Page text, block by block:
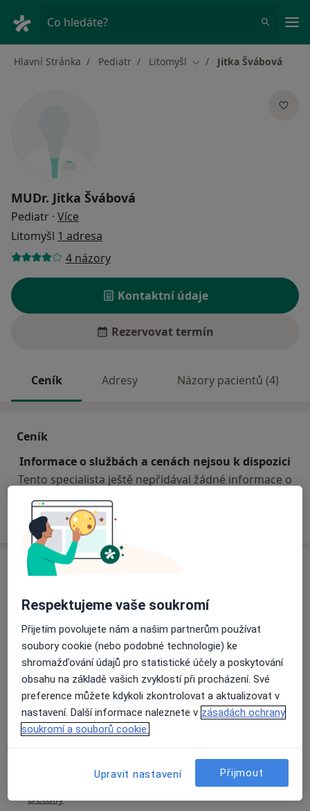
Co hledáte?
Hlavní Stránka Pediatr Litomyšl Změna města
Jitka Švábová
MUDr. Jitka Švábová
Pediatr · Více
Litomyšl 1 adresa
4 názory
Kontaktní údaje
Rezervovat termín
Ceník Adresy Názory pacientů (4)
Ceník
Informace o službách a cenách nejsou k dispozici
Tento specialista ještě nepřidával žádné informace o
Adresa
Sam. ordinace PL pro děti a dorost
Přiblížit mapuse otevře v nové záložce
Dostupnost
Na této adrese online kalendář není aktivní
Co mám v takové situaci udělat?
Způsoby platby (soukromé návštěvy)
Na teto adrese lékař přijímá pacienty na pojišťovnu
Detaily
Respektujeme vaše soukromí
Přijetím povolujete nám a našim partnerům používat
soubory cookie (nebo podobné technologie) ke
shromažďování údajů pro statistické účely a poskytování
obsahu na základě vašich zvyklostí při procházení. Své
preference můžete kdykoli zkontrolovat a aktualizovat v
nastavení. Další informace naleznete v zásadách ochrany
soukromí a souborů cookie.
Upravit nastavení Přijmout